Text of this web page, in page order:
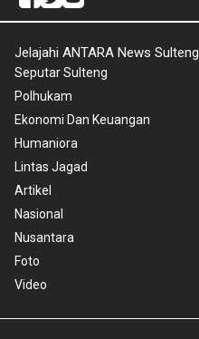
Jelajahi ANTARA News Sulteng
Seputar Sulteng
Polhukam
Ekonomi Dan Keuangan
Humaniora
Lintas Jagad
Artikel
Nasional
Nusantara
Foto
Video